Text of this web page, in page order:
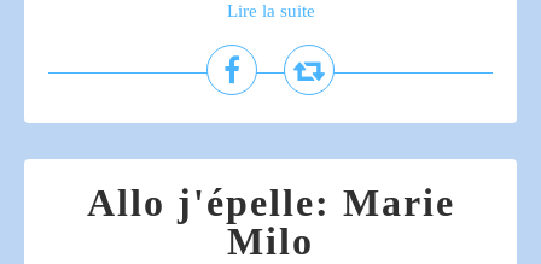
Lire la suite
Allo j'épelle: Marie
Milo